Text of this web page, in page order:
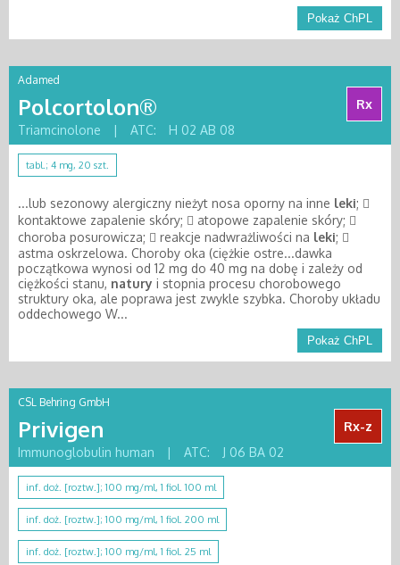
Pokaż ChPL
Adamed
Polcortolon®
Rx
Triamcinolone
| ATC: H 02 AB 08
tabl.; 4 mg, 20 szt.
...lub sezonowy alergiczny nieżyt nosa oporny na inne leki; 
kontaktowe zapalenie skóry;  atopowe zapalenie skóry; 
choroba posurowicza;  reakcje nadwrażliwości na leki; 
astma oskrzelowa. Choroby oka (ciężkie ostre...dawka
początkowa wynosi od 12 mg do 40 mg na dobę i zależy od
ciężkości stanu, natury i stopnia procesu chorobowego
struktury oka, ale poprawa jest zwykle szybka. Choroby układu
oddechowego W...
Pokaż ChPL
CSL Behring GmbH
Privigen
Rx-z
Immunoglobulin human
| ATC: J 06 BA 02
inf. doż. [roztw.]; 100 mg/ml, 1 fiol. 100 ml
inf. doż. [roztw.]; 100 mg/ml, 1 fiol. 200 ml
inf. doż. [roztw.]; 100 mg/ml, 1 fiol. 25 ml